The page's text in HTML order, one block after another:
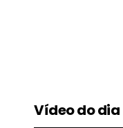
Vídeo do dia